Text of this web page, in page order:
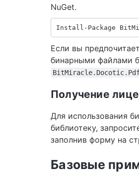
NuGet.
Если вы
бинарными файлами
Получение
Для использования
библиотеку,
заполнив форму на
Базовые